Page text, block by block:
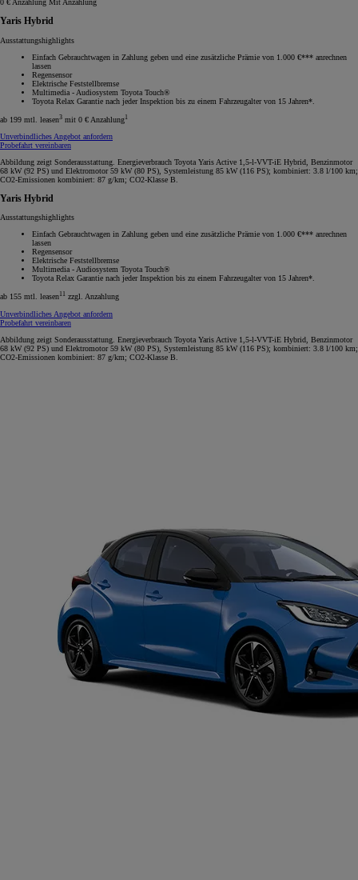
0 € Anzahlung Mit Anzahlung
Yaris Hybrid
Ausstattungshighlights
Einfach Gebrauchtwagen in Zahlung geben und eine zusätzliche Prämie von 1.000 €*** anrechnen
lassen
Regensensor
Elektrische Feststellbremse
Multimedia - Audiosystem Toyota Touch®
Toyota Relax Garantie nach jeder Inspektion bis zu einem Fahrzeugalter von 15 Jahren*.
ab 199 mtl. leasen3 mit 0 € Anzahlung1
Unverbindliches Angebot anfordern
Probefahrt vereinbaren
Abbildung zeigt Sonderausstattung. Energieverbrauch Toyota Yaris Active 1,5-l-VVT-iE Hybrid, Benzinmotor
68 kW (92 PS) und Elektromotor 59 kW (80 PS), Systemleistung 85 kW (116 PS); kombiniert: 3.8 l/100 km;
CO2-Emissionen kombiniert: 87 g/km; CO2-Klasse B.
Yaris Hybrid
Ausstattungshighlights
Einfach Gebrauchtwagen in Zahlung geben und eine zusätzliche Prämie von 1.000 €*** anrechnen
lassen
Regensensor
Elektrische Feststellbremse
Multimedia - Audiosystem Toyota Touch®
Toyota Relax Garantie nach jeder Inspektion bis zu einem Fahrzeugalter von 15 Jahren*.
ab 155 mtl. leasen11 zzgl. Anzahlung
Unverbindliches Angebot anfordern
Probefahrt vereinbaren
Abbildung zeigt Sonderausstattung. Energieverbrauch Toyota Yaris Active 1,5-l-VVT-iE Hybrid, Benzinmotor
68 kW (92 PS) und Elektromotor 59 kW (80 PS), Systemleistung 85 kW (116 PS); kombiniert: 3.8 l/100 km;
CO2-Emissionen kombiniert: 87 g/km; CO2-Klasse B.